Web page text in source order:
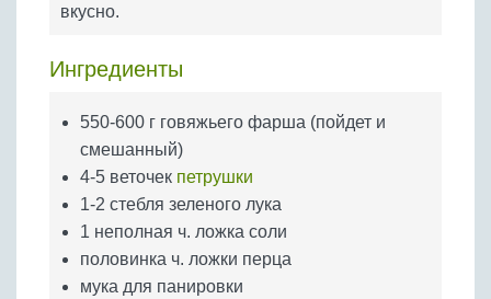
Бобовые
Крупы
вкусно.
Ингредиенты
550-600 г говяжьего фарша (пойдет и
смешанный)
4-5 веточек петрушки
1-2 стебля зеленого лука
1 неполная ч. ложка соли
половинка ч. ложки перца
мука для панировки